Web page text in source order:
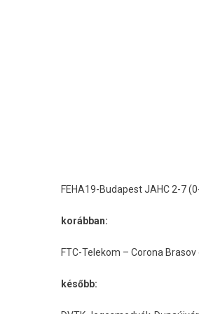
FEHA19-Budapest JAHC 2-7
korábban:
FTC-Telekom – Corona
később: